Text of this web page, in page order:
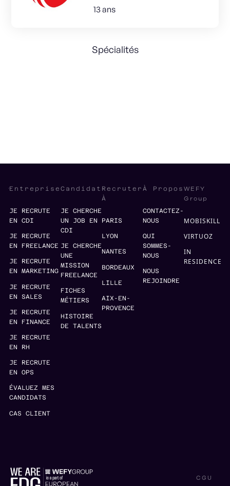
13 ans
Spécialités
Entreprise
JE RECRUTE
EN CDI
JE RECRUTE
EN FREELANCE
JE RECRUTE
EN MARKETING
JE RECRUTE
EN SALES
JE RECRUTE
EN FINANCE
JE RECRUTE
EN RH
JE RECRUTE
EN OPS
ÉVALUEZ MES
CANDIDATS
CAS CLIENT
Candidat
JE CHERCHE
UN JOB EN
CDI
JE CHERCHE
UNE
MISSION
FREELANCE
FICHES
MÉTIERS
HISTOIRE
DE TALENTS
Recruter
À
PARIS
LYON
NANTES
BORDEAUX
LILLE
AIX-EN-
PROVENCE
À Propos
CONTACTEZ-
NOUS
QUI
SOMMES-
NOUS
NOUS
REJOINDRE
WEFY
Group
MOBISKILL
VIRTUOZ
IN
RESIDENCE
CGU